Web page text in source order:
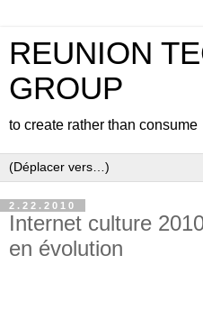
REUNION
GROUP
to create rather than consume
2.22.2010
Internet culture
en évolution